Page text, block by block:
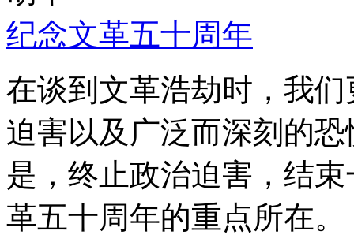
纪念文革五十周年
在谈到文革浩劫时，我
迫害以及广泛而深刻的
是，终止政治迫害，结
革五十周年的重点所在。